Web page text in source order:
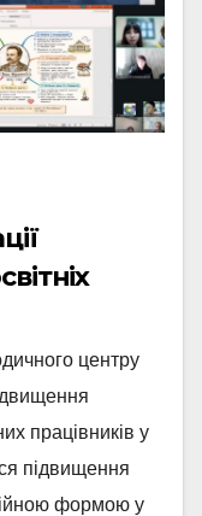
центру
працівників у
підвищення
формою у